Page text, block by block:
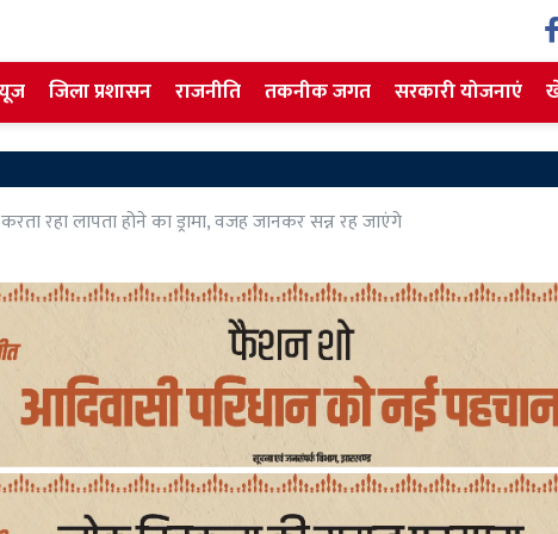
जिला प्रशासन राजनीति तकनीक जगत सरकारी योजनाएं
शहीद निर्मल
रहा लापता होने का ड्रामा, वजह जानकर सन्न रह जाएंगे